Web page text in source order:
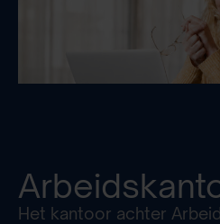
Het kantoor achter